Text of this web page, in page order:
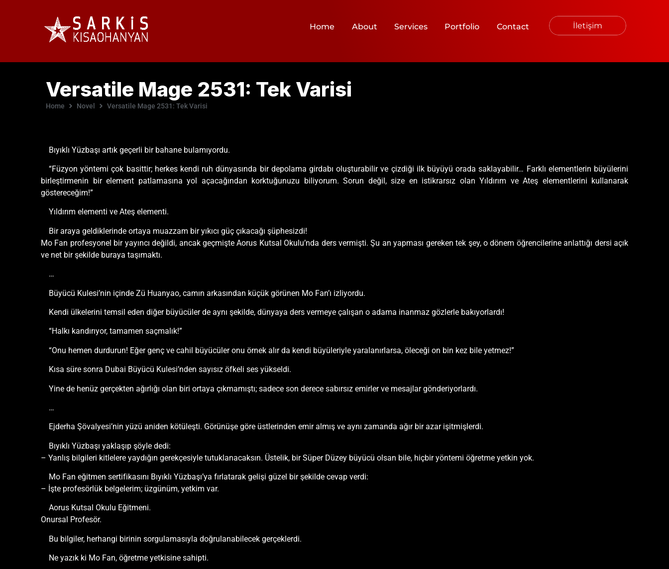
Home About Services Portfolio Contact İletişim
Versatile Mage 2531: Tek Varisi
Home Novel Versatile Mage 2531: Tek Varisi
Bıyıklı Yüzbaşı artık geçerli bir bahane bulamıyordu.
“Füzyon yöntemi çok basittir; herkes kendi ruh dünyasında bir depolama girdabı oluşturabilir ve çizdiği ilk büyüyü orada saklayabilir… Farklı elementlerin büyülerini
birleştirmenin bir element patlamasına yol açacağından korktuğunuzu biliyorum. Sorun değil, size en istikrarsız olan Yıldırım ve Ateş elementlerini kullanarak
göstereceğim!”
Yıldırım elementi ve Ateş elementi.
Bir araya geldiklerinde ortaya muazzam bir yıkıcı güç çıkacağı şüphesizdi!
Mo Fan profesyonel bir yayıncı değildi, ancak geçmişte Aorus Kutsal Okulu’nda ders vermişti. Şu an yapması gereken tek şey, o dönem öğrencilerine anlattığı dersi açık
ve net bir şekilde buraya taşımaktı.
…
Büyücü Kulesi’nin içinde Zü Huanyao, camın arkasından küçük görünen Mo Fan’ı izliyordu.
Kendi ülkelerini temsil eden diğer büyücüler de aynı şekilde, dünyaya ders vermeye çalışan o adama inanmaz gözlerle bakıyorlardı!
“Halkı kandırıyor, tamamen saçmalık!”
“Onu hemen durdurun! Eğer genç ve cahil büyücüler onu örnek alır da kendi büyüleriyle yaralanırlarsa, öleceği on bin kez bile yetmez!”
Kısa süre sonra Dubai Büyücü Kulesi’nden sayısız öfkeli ses yükseldi.
Yine de henüz gerçekten ağırlığı olan biri ortaya çıkmamıştı; sadece son derece sabırsız emirler ve mesajlar gönderiyorlardı.
…
Ejderha Şövalyesi’nin yüzü aniden kötüleşti. Görünüşe göre üstlerinden emir almış ve aynı zamanda ağır bir azar işitmişlerdi.
Bıyıklı Yüzbaşı yaklaşıp şöyle dedi:
– Yanlış bilgileri kitlelere yaydığın gerekçesiyle tutuklanacaksın. Üstelik, bir Süper Düzey büyücü olsan bile, hiçbir yöntemi öğretme yetkin yok.
Mo Fan eğitmen sertifikasını Bıyıklı Yüzbaşı’ya fırlatarak gelişi güzel bir şekilde cevap verdi:
– İşte profesörlük belgelerim; üzgünüm, yetkim var.
Aorus Kutsal Okulu Eğitmeni.
Onursal Profesör.
Bu bilgiler, herhangi birinin sorgulamasıyla doğrulanabilecek gerçeklerdi.
Ne yazık ki Mo Fan, öğretme yetkisine sahipti.